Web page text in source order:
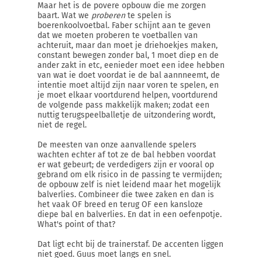
Maar het is de povere opbouw die me zorgen
baart. Wat we proberente spelen is
boerenkoolvoetbal. Faber schijnt aan te geven
dat we moeten proberen te voetballen van
achteruit, maar dan moet je driehoekjes maken,
constant bewegen zonder bal, 1 moet diep en de
ander zakt in etc, eenieder moet een idee hebben
van wat ie doet voordat ie de bal aannneemt, de
intentie moet altijd zijn naar voren te spelen, en
je moet elkaar voortdurend helpen, voortdurend
de volgende pass makkelijk maken; zodat een
nuttig terugspeelballetje de uitzondering wordt,
niet de regel.
De meesten van onze aanvallende spelers
wachten echter af tot ze de bal hebben voordat
er wat gebeurt; de verdedigers zijn er vooral op
gebrand om elk risico in de passing te vermijden;
de opbouw zelf is niet leidend maar het mogelijk
balverlies. Combineer die twee zaken en dan is
het vaak OF breed en terug OF een kansloze
diepe bal en balverlies. En dat in een oefenpotje.
What's point of that?
Dat ligt echt bij de trainerstaf. De accenten liggen
niet goed. Guus moet langs en snel.